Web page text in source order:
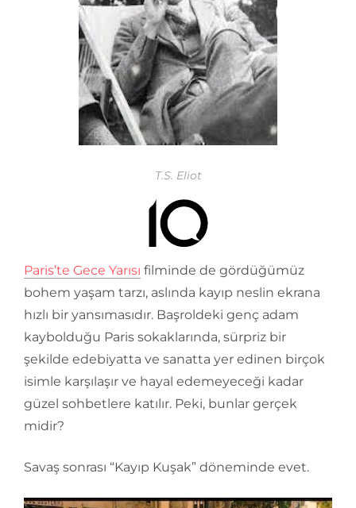
T.S. Eliot
Paris’te Gece Yarısı filminde de gördüğümüz
bohem yaşam tarzı, aslında kayıp neslin ekrana
hızlı bir yansımasıdır. Başroldeki genç adam
kaybolduğu Paris sokaklarında, sürpriz bir
şekilde edebiyatta ve sanatta yer edinen birçok
isimle karşılaşır ve hayal edemeyeceği kadar
güzel sohbetlere katılır. Peki, bunlar gerçek
midir?
Savaş sonrası “Kayıp Kuşak” döneminde evet.